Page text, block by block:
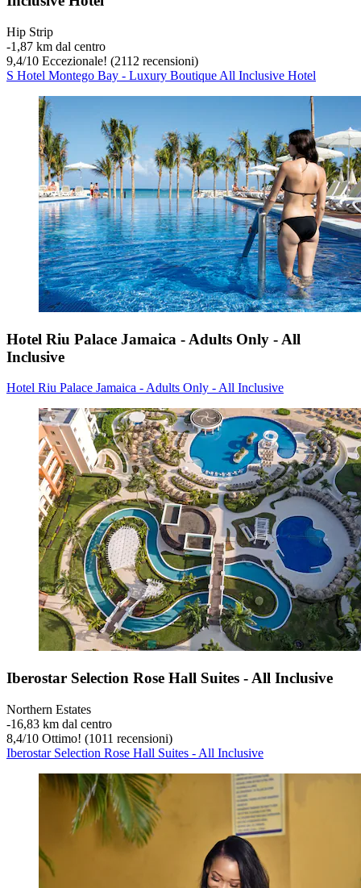
Hip Strip
‐1,87 km dal centro
9,4/10 Eccezionale! (2112 recensioni)
S Hotel Montego Bay - Luxury Boutique All Inclusive Hotel
Hotel Riu Palace Jamaica - Adults Only - All
Inclusive
Hotel Riu Palace Jamaica - Adults Only - All Inclusive
Iberostar Selection Rose Hall Suites - All Inclusive
Northern Estates
‐16,83 km dal centro
8,4/10 Ottimo! (1011 recensioni)
Iberostar Selection Rose Hall Suites - All Inclusive